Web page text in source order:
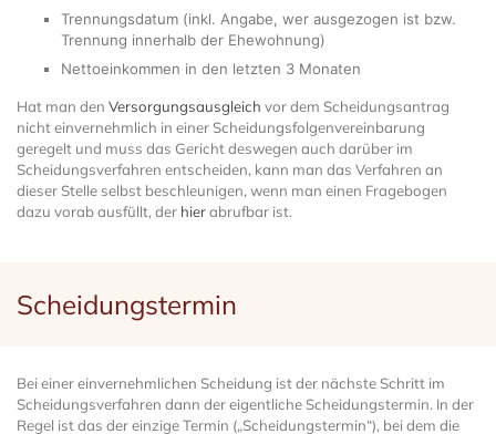
Trennungsdatum (inkl. Angabe, wer ausgezogen ist bzw.
Trennung innerhalb der Ehewohnung)
Nettoeinkommen in den letzten 3 Monaten
Hat man den Versorgungsausgleich vor dem Scheidungsantrag
nicht einvernehmlich in einer Scheidungsfolgenvereinbarung
geregelt und muss das Gericht deswegen auch darüber im
Scheidungsverfahren entscheiden, kann man das Verfahren an
dieser Stelle selbst beschleunigen, wenn man einen Fragebogen
dazu vorab ausfüllt, der hierabrufbar ist.
Scheidungstermin
Bei einer einvernehmlichen Scheidung ist der nächste Schritt im
Scheidungsverfahren dann der eigentliche Scheidungstermin. In der
Regel ist das der einzige Termin („Scheidungstermin“), bei dem die